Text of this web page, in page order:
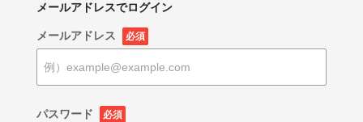
メールアドレスでログイン
メールアドレス 必須
パスワード 必須